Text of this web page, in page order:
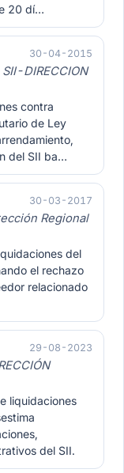
20 dí…
30-04-2015
SII-DIRECCION
contra
de Ley
del SII ba…
30-03-2017
Regional
del
el rechazo
relacionado
29-08-2023
liquidaciones
del SII.